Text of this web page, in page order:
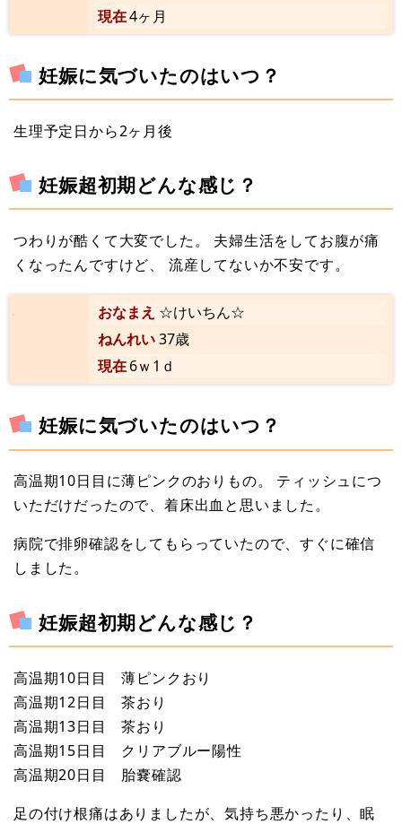
現在4ヶ月
妊娠に気づいたのはいつ？
生理予定日から2ヶ月後
妊娠超初期どんな感じ？
つわりが酷くて大変でした。 夫婦生活をしてお腹が痛
くなったんですけど、 流産してないか不安です。
おなまえ ☆けいちん☆
ねんれい37歳
現在6ｗ1ｄ
妊娠に気づいたのはいつ？
高温期10日目に薄ピンクのおりもの。 ティッシュにつ
いただけだったので、着床出血と思いました。
病院で排卵確認をしてもらっていたので、すぐに確信
しました。
妊娠超初期どんな感じ？
高温期10日目 薄ピンクおり
高温期12日目 茶おり
高温期13日目 茶おり
高温期15日目 クリアブルー陽性
高温期20日目 胎嚢確認
足の付け根痛はありましたが、気持ち悪かったり、眠